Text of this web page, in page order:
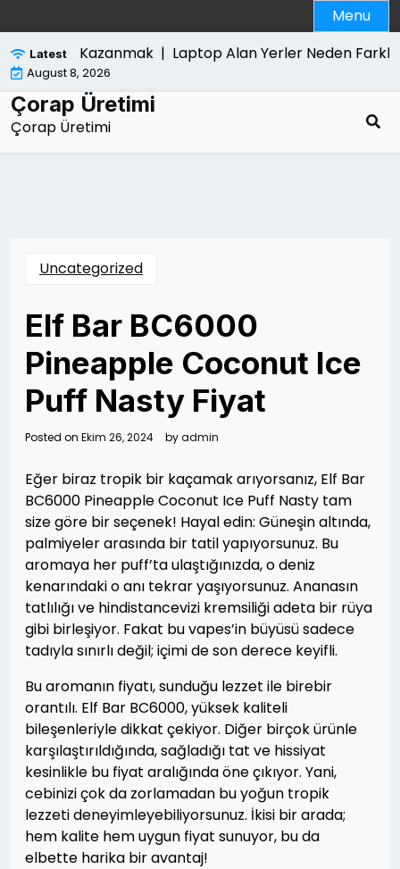
to
content
Menu
LatestKazanmak |Laptop Alan Yerler Neden Farkli
August 8, 2026
Çorap Üretimi
Çorap Üretimi
Uncategorized
Elf Bar BC6000
Pineapple Coconut Ice
Puff Nasty Fiyat
Posted on Ekim 26, 2024 byadmin
Eğer biraz tropik bir kaçamak arıyorsanız, Elf Bar
BC6000 Pineapple Coconut Ice Puff Nasty tam
size göre bir seçenek! Hayal edin: Güneşin altında,
palmiyeler arasında bir tatil yapıyorsunuz. Bu
aromaya her puff’ta ulaştığınızda, o deniz
kenarındaki o anı tekrar yaşıyorsunuz. Ananasın
tatlılığı ve hindistancevizi kremsiliği adeta bir rüya
gibi birleşiyor. Fakat bu vapes’in büyüsü sadece
tadıyla sınırlı değil; içimi de son derece keyifli.
Bu aromanın fiyatı, sunduğu lezzet ile birebir
orantılı. Elf Bar BC6000, yüksek kaliteli
bileşenleriyle dikkat çekiyor. Diğer birçok ürünle
karşılaştırıldığında, sağladığı tat ve hissiyat
kesinlikle bu fiyat aralığında öne çıkıyor. Yani,
cebinizi çok da zorlamadan bu yoğun tropik
lezzeti deneyimleyebiliyorsunuz. İkisi bir arada;
hem kalite hem uygun fiyat sunuyor, bu da
elbette harika bir avantaj!